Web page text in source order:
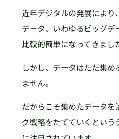
近年デジタルの発展により
データ、いわゆるビッグデ
比較的簡単になってきまし
しかし、データはただ集め
ません。
だからこそ集めたデータを
グ戦略をたてていくという